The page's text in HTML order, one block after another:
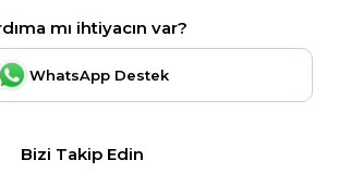
mı ihtiyacın var?
WhatsApp Destek
Bizi Takip Edin